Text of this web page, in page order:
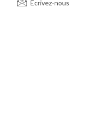
Ecrivez-nous